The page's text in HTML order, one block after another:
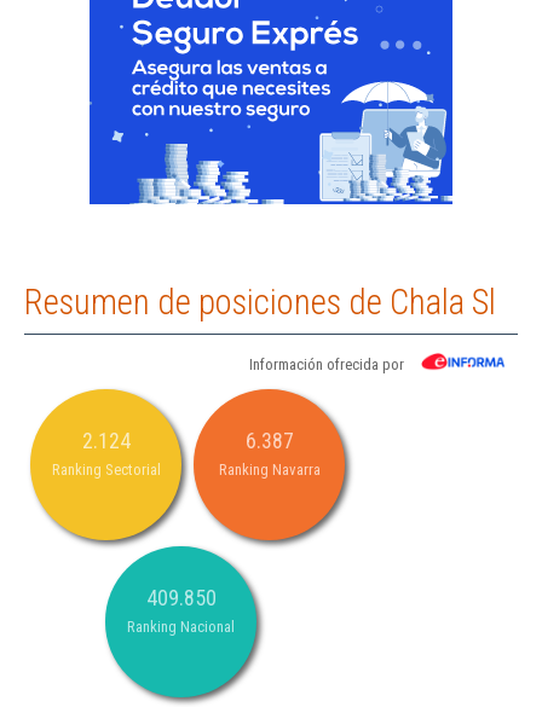
Resumen de posiciones de Chala Sl
Información ofrecida por
2.124
Ranking Sectorial
6.387
Ranking Navarra
409.850
Ranking Nacional